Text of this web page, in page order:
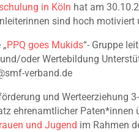
in Köln hat am
sind hoch
PPQ goes Mukids“- Gruppe
oder Wertebildung
verband.de
und Werteerziehung
ehrenamtlicher Paten*innen
und Jugend im Rahmen